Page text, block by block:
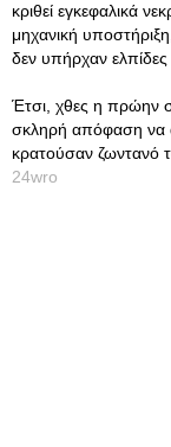
κριθεί εγκεφαλικά
μηχανική
δεν υπήρχαν ελπίδες
Έτσι, χθες η πρώην
σκληρή απόφαση να
κρατούσαν ζωντανό
24wro